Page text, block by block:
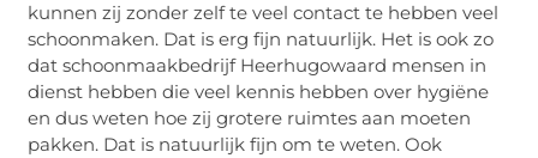
kunnen zij zonder zelf te veel contact te hebben veel
schoonmaken. Dat is erg fijn natuurlijk. Het is ook zo
dat schoonmaakbedrijf Heerhugowaard mensen in
dienst hebben die veel kennis hebben over hygiëne
en dus weten hoe zij grotere ruimtes aan moeten
pakken. Dat is natuurlijk fijn om te weten. Ook